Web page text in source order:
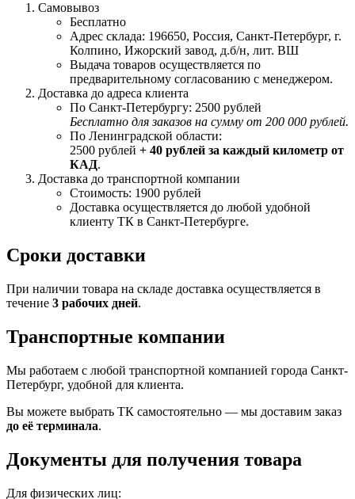
Самовывоз
Бесплатно
Адрес склада: 196650, Россия, Санкт-Петербург, г.
Колпино, Ижорский завод, д.б/н, лит. ВШ
Выдача товаров осуществляется по
предварительному согласованию с менеджером.
Доставка до адреса клиента
По Санкт-Петербургу: 2500 рублей
Бесплатно для заказов на сумму от 200 000 рублей.
По Ленинградской области:
2500 рублей + 40 рублей за каждый километр от
КАД.
Доставка до транспортной компании
Стоимость: 1900 рублей
Доставка осуществляется до любой удобной
клиенту ТК в Санкт-Петербурге.
Сроки доставки
При наличии товара на складе доставка осуществляется в
течение 3 рабочих дней.
Транспортные компании
Мы работаем с любой транспортной компанией города Санкт-
Петербург, удобной для клиента.
Вы можете выбрать ТК самостоятельно — мы доставим заказ
до её терминала.
Документы для получения товара
Для физических лиц: